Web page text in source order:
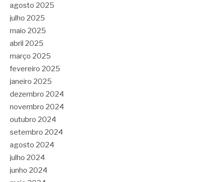
agosto 2025
julho 2025
maio 2025
abril 2025
março 2025
fevereiro 2025
janeiro 2025
dezembro 2024
novembro 2024
outubro 2024
setembro 2024
agosto 2024
julho 2024
junho 2024